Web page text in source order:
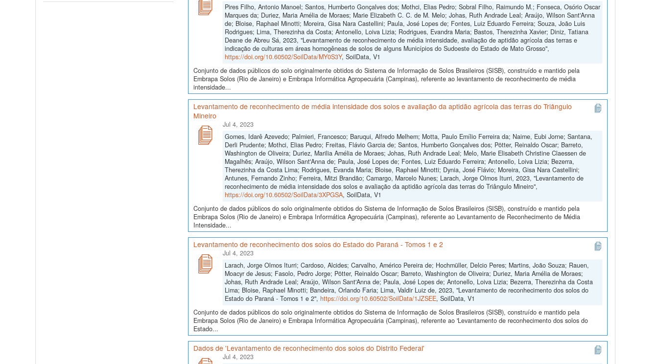
Pires Filho, Antonio Manoel; Santos, Humberto Gonçalves dos; Mothci, Elias Pedro; Sobral Filho, Raimundo M.; Fonseca, Osório Oscar
Marques da; Duriez, Maria Amélia de Moraes; Marie Elizabeth C. C. de M. Melo; Johas, Ruth Andrade Leal; Araújo, Wilson Sant'Anna
de; Bloise, Raphael Minotti; Moreira, Gisa Nara Castellini; Paula, José Lopes de; Fontes, Luiz Eduardo Ferreira; Souza, João Luis
Rodrigues; Lima, Therezinha da Costa; Antonello, Loiva Lizia; Rodrigues, Evandra Maria; Bastos, Therezinha Xavier; Diniz, Tatiana
Deane de Abreu Sá, 2023, "Levantamento de reconhecimento de média intensidade, avaliação de aptidão agrícola das terras e
indicação de culturas em áreas homogêneas de solos de alguns Municípios do Sudoeste do Estado de Mato Grosso",
https://doi.org/10.60502/SoilData/MY0S3Y, SoilData, V1
Conjunto de dados públicos do solo originalmente obtidos do Sistema de Informação de Solos Brasileiros (SISB), construído e mantido pela
Embrapa Solos (Rio de Janeiro) e Embrapa Informática Agropecuária (Campinas), referente ao levantamento de reconhecimento de média
intensidade...
Levantamento de reconhecimento de média intensidade dos solos e avaliação da aptidão agrícola das terras do Triângulo
Mineiro
Jul 4, 2023
Gomes, Idarê Azevedo; Palmieri, Francesco; Baruqui, Alfredo Melhem; Motta, Paulo Emílio Ferreira da; Naime, Eubi Jorne; Santana,
Derli Prudente; Mothci, Elias Pedro; Freitas, Flávio Garcia de; Santos, Humberto Gonçalves dos; Pötter, Reinaldo Oscar; Barreto,
Washington de Oliveira; Duriez, Marilia Amélia de Moraes; Johas, Ruth Andrade Leal; Melo, Marie Elisabeth Christine Claessen de
Magalhẽs; Araújo, Wilson Sant'Anna de; Paula, José Lopes de; Fontes, Luiz Eduardo Ferreira; Antonello, Loiva Lizia; Bezerra,
Therezinha da Costa Lima; Rodrigues, Evanda Maria; Bloise, Raphael Minotti; Dynia, José Flávio; Moreira, Gisa Nara Castellini;
Antunes, Fernando Zinho; Ferreira, Mitzi Brandão; Camargo, Marcelo Nunes; Larach, Jorge Olmos Iturri, 2023, "Levantamento de
reconhecimento de média intensidade dos solos e avaliação da aptidão agrícola das terras do Triângulo Mineiro",
https://doi.org/10.60502/SoilData/3XPGSA, SoilData, V1
Conjunto de dados públicos do solo originalmente obtidos do Sistema de Informação de Solos Brasileiros (SISB), construído e mantido pela
Embrapa Solos (Rio de Janeiro) e Embrapa Informática Agropecuária (Campinas), referente ao Levantamento de Reconhecimento de Média
Intensidade...
Levantamento de reconhecimento dos solos do Estado do Paraná - Tomos 1 e 2
Jul 4, 2023
Larach, Jorge Olmos Iturri; Cardoso, Alcides; Carvalho, Américo Pereira de; Hochmüller, Delcio Peres; Martins, João Souza; Rauen,
Moacyr de Jesus; Fasolo, Pedro Jorge; Pötter, Reinaldo Oscar; Barreto, Washington de Oliveira; Duriez, Maria Amélia de Moraes;
Johas, Ruth Andrade Leal; Araújo, Wilson Sant'Anna de; Paula, José Lopes de; Antonello, Loiva Lizia; Bezerra, Therezinha da Costa
Lima; Bloise, Raphael Minotti; Bandeira, Orlando Faria; Lima, Valdir Luiz de, 2023, "Levantamento de reconhecimento dos solos do
Estado do Paraná - Tomos 1 e 2", https://doi.org/10.60502/SoilData/1JZSEE, SoilData, V1
Conjunto de dados públicos do solo originalmente obtidos do Sistema de Informação de Solos Brasileiros (SISB), construído e mantido pela
Embrapa Solos (Rio de Janeiro) e Embrapa Informática Agropecuária (Campinas), referente ao 'Levantamento de reconhecimento dos solos do
Estado...
Dados de 'Levantamento de reconhecimento dos solos do Distrito Federal'
Jul 4, 2023